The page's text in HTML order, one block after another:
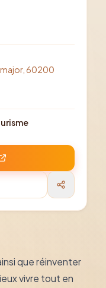
60200
que réinventer
vivre tout en